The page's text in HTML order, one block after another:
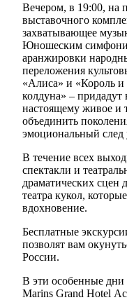
Вечером, в 19:00, на
выставочного
захватывающее
Юношеским
аранжировки
переложения
«Алиса» и «Король
колдуна» –
настоящему живое и
объединить
эмоциональный след
В течение всех
спектакли и
драматических сцен
театра кукол,
вдохновение.
Бесплатные
позволят вам
России.
В эти особенные дни
Marins Grand Hotel